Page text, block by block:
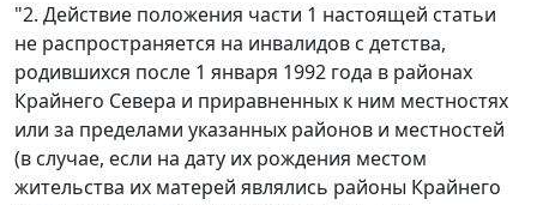
"2. Действие положения части 1 настоящей статьи
не распространяется на инвалидов с детства,
родившихся после 1 января 1992 года в районах
Крайнего Севера и приравненных к ним местностях
или за пределами указанных районов и местностей
(в случае, если на дату их рождения местом
жительства их матерей являлись районы Крайнего